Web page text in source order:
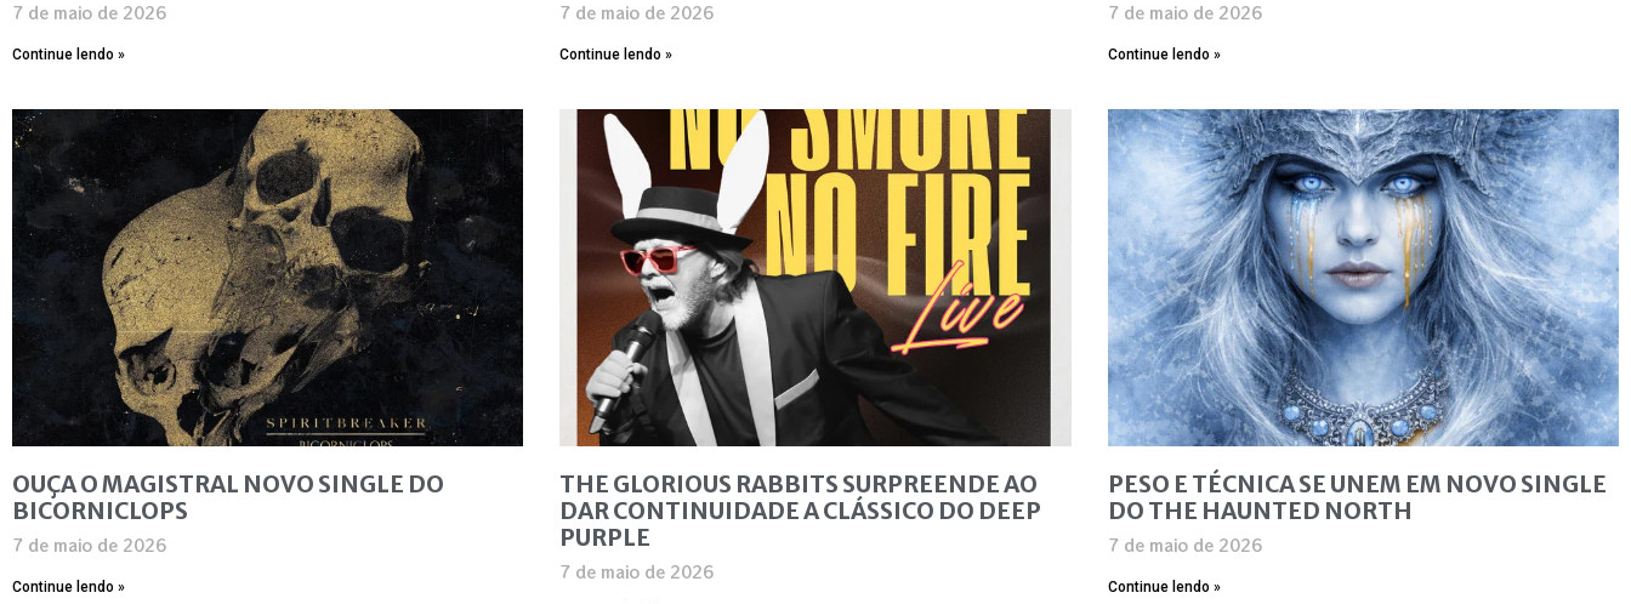
7 de maio de 2026
Continue lendo »
7 de maio de 2026
Continue lendo »
7 de maio de 2026
Continue lendo »
OUÇA O MAGISTRAL NOVO SINGLE DO
BICORNICLOPS
7 de maio de 2026
Continue lendo »
THE GLORIOUS RABBITS SURPREENDE AO
DAR CONTINUIDADE A CLÁSSICO DO DEEP
PURPLE
7 de maio de 2026
PESO E TÉCNICA SE UNEM EM NOVO SINGLE
DO THE HAUNTED NORTH
7 de maio de 2026
Continue lendo »